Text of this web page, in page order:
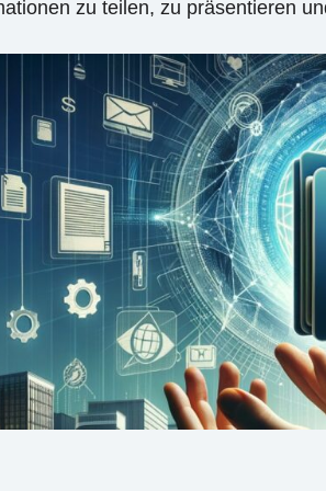
zu teilen, zu präsentieren